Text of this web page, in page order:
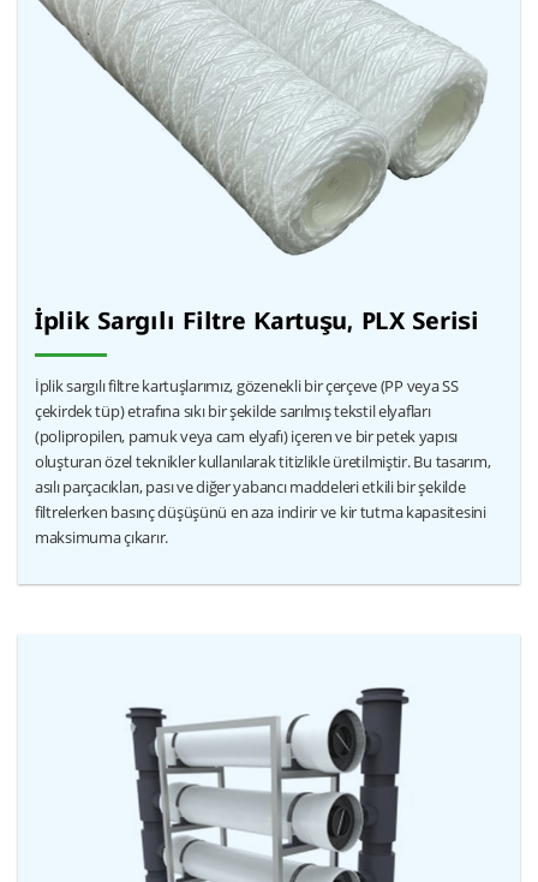
İplik Sargılı Filtre Kartuşu, PLX Serisi
İplik sargılı filtre kartuşlarımız, gözenekli bir çerçeve (PP veya SS
çekirdek tüp) etrafına sıkı bir şekilde sarılmış tekstil elyafları
(polipropilen, pamuk veya cam elyafı) içeren ve bir petek yapısı
oluşturan özel teknikler kullanılarak titizlikle üretilmiştir. Bu tasarım,
asılı parçacıkları, pası ve diğer yabancı maddeleri etkili bir şekilde
filtrelerken basınç düşüşünü en aza indirir ve kir tutma kapasitesini
maksimuma çıkarır.